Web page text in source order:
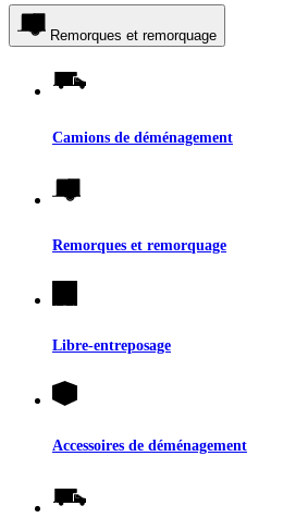
Remorques et remorquage
Camions de déménagement
Remorques et remorquage
Libre-entreposage
Accessoires de déménagement